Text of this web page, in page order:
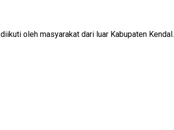
oleh masyarakat dari luar Kabupaten Kendal.